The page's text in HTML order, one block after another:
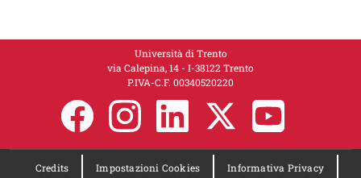
Università di Trento
via Calepina, 14 - I-38122 Trento
P.IVA-C.F. 00​3​40520220
Credits Impostazioni Cookies Informativa Privacy